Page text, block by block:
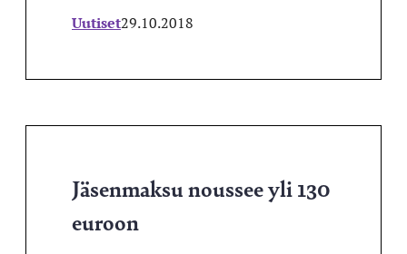
Uutiset29.10.2018
Jäsenmaksu noussee yli 130
euroon